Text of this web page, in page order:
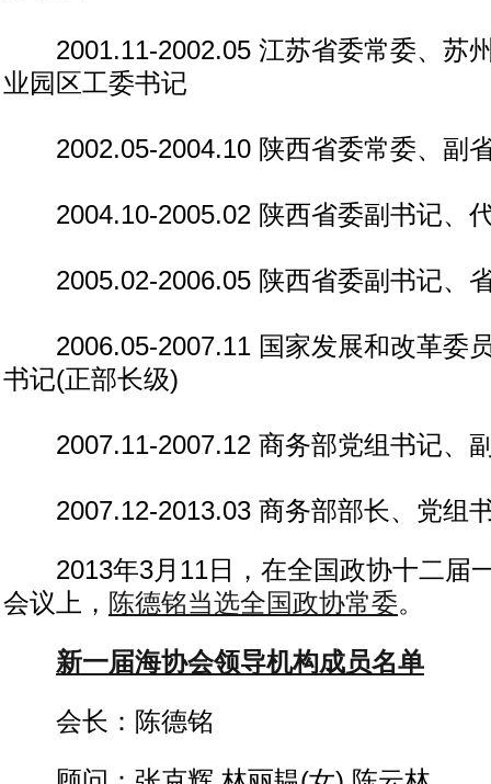
2001.11-2002.05 江苏省委常委、苏
业园区工委书记
2002.05-2004.10 陕西省委常委、副
2004.10-2005.02 陕西省委副书记、
2005.02-2006.05 陕西省委副书记、
2006.05-2007.11 国家发展和改革委
书记(正部长级)
2007.11-2007.12 商务部党组书记、
2007.12-2013.03 商务部部长、党组
2013年3月11日，在全国政协十二届
会议上， 陈德铭当选全国政协常委。
新一届海协会领导机构成员名单
会长：陈德铭